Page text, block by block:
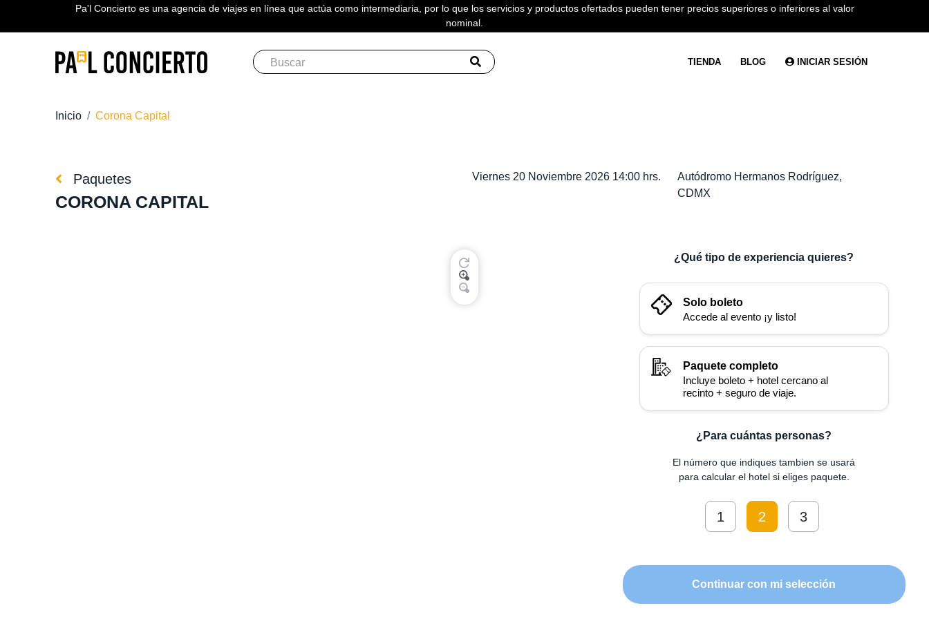
Pa'l Concierto es una agencia de viajes en línea que actúa como intermediaria, por lo que los servicios y productos ofertados pueden tener precios superiores o inferiores al valor
nominal.
TIENDA BLOG INICIAR SESIÓN
Inicio Corona Capital
Paquetes
CORONA CAPITAL
Viernes 20 Noviembre 2026 14:00 hrs.
Autódromo Hermanos Rodríguez,
CDMX
¿Qué tipo de experiencia quieres?
Solo boleto
Accede al evento ¡y listo!
Paquete completo
Incluye boleto + hotel cercano al
recinto + seguro de viaje.
¿Para cuántas personas?
El número que indiques tambien se usará
para calcular el hotel si eliges paquete.
1 2 3
Continuar con mi selección